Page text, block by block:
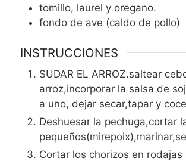
tomillo, laurel y oregano.
fondo de ave (caldo de pollo)
INSTRUCCIONES
SUDAR EL ARROZ.saltear
arroz,incorporar la salsa de
a uno, dejar secar,tapar y
Deshuesar la pechuga,cortar
Cortar los chorizos en